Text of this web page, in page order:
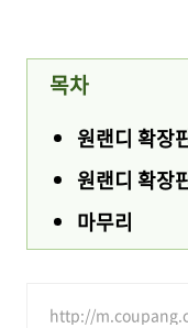
목차
원랜디 확장
원랜디 확장
마무리
http://